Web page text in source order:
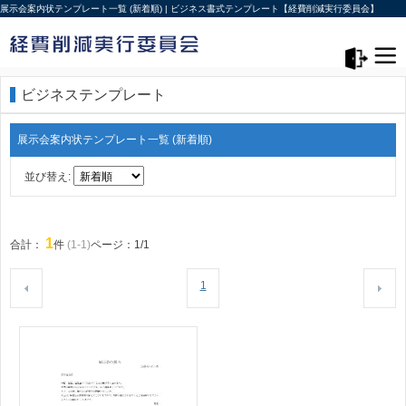
展示会案内状テンプレート一覧 (新着順) | ビジネス書式テンプレート【経費削減実行委員会】
ビジネステンプレート
展示会案内状テンプレート一覧 (新着順)
並び替え:
合計： 1件 (1-1)ページ：1/1
1